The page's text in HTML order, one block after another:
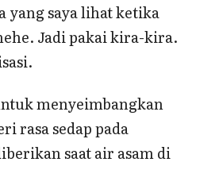
yang saya lihat ketika
Jadi pakai kira-kira.
menyeimbangkan
rasa sedap pada
saat air asam di